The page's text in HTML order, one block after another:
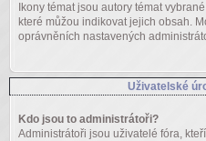
Ikony témat jsou autory témat
které můžou indikovat jejich obsah.
oprávněních nastavených
Uživatelské
Kdo jsou to administrátoři?
Administrátoři jsou uživatelé fóra,